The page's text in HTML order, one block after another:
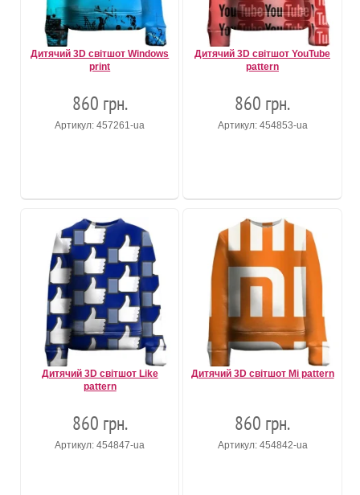
Дитячий 3D світшот Windows
print
860 грн.
Артикул: 457261-ua
Дитячий 3D світшот YouTube
pattern
860 грн.
Артикул: 454853-ua
Дитячий 3D світшот Like
pattern
860 грн.
Артикул: 454847-ua
Дитячий 3D світшот Mi pattern
860 грн.
Артикул: 454842-ua